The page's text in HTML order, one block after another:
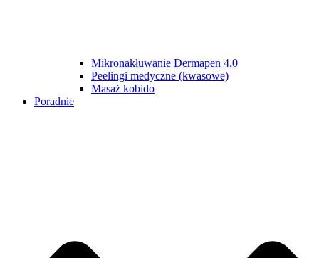
Mikronakłuwanie Dermapen 4.0
Peelingi medyczne (kwasowe)
Masaż kobido
Poradnie